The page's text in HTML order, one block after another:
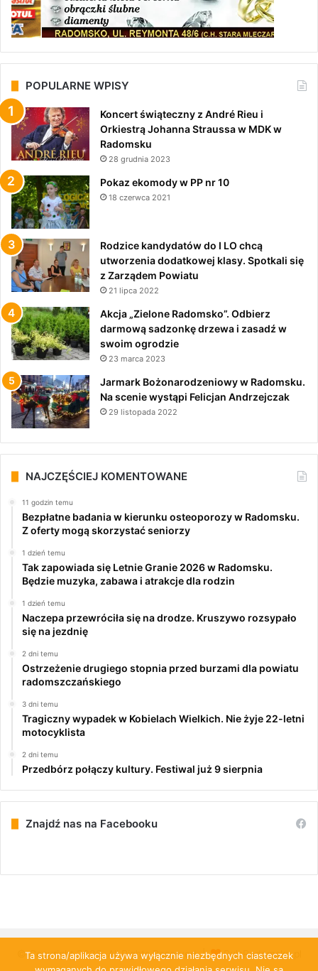
POPULARNE WPISY
Koncert świąteczny z André Rieu i
Orkiestrą Johanna Straussa w MDK w
Radomsku
28 grudnia 2023
Pokaz ekomody w PP nr 10
18 czerwca 2021
Rodzice kandydatów do I LO chcą
utworzenia dodatkowej klasy. Spotkali się
z Zarządem Powiatu
21 lipca 2022
Akcja „Zielone Radomsko”. Odbierz
darmową sadzonkę drzewa i zasadź w
swoim ogrodzie
23 marca 2023
Jarmark Bożonarodzeniowy w Radomsku.
Na scenie wystąpi Felicjan Andrzejczak
29 listopada 2022
NAJCZĘŚCIEJ KOMENTOWANE
11 godzin temu
Bezpłatne badania w kierunku osteoporozy w Radomsku.
Z oferty mogą skorzystać seniorzy
1 dzień temu
Tak zapowiada się Letnie Granie 2026 w Radomsku.
Będzie muzyka, zabawa i atrakcje dla rodzin
1 dzień temu
Naczepa przewróciła się na drodze. Kruszywo rozsypało
się na jezdnię
2 dni temu
Ostrzeżenie drugiego stopnia przed burzami dla powiatu
radomszczańskiego
3 dni temu
Tragiczny wypadek w Kobielach Wielkich. Nie żyje 22-letni
motocyklista
2 dni temu
Przedbórz połączy kultury. Festiwal już 9 sierpnia
Znajdź nas na Facebooku
© Copyright 2026, All Rights Reserved | PulsRadomska.pl
Ta strona/aplikacja używa wyłącznie niezbędnych ciasteczek